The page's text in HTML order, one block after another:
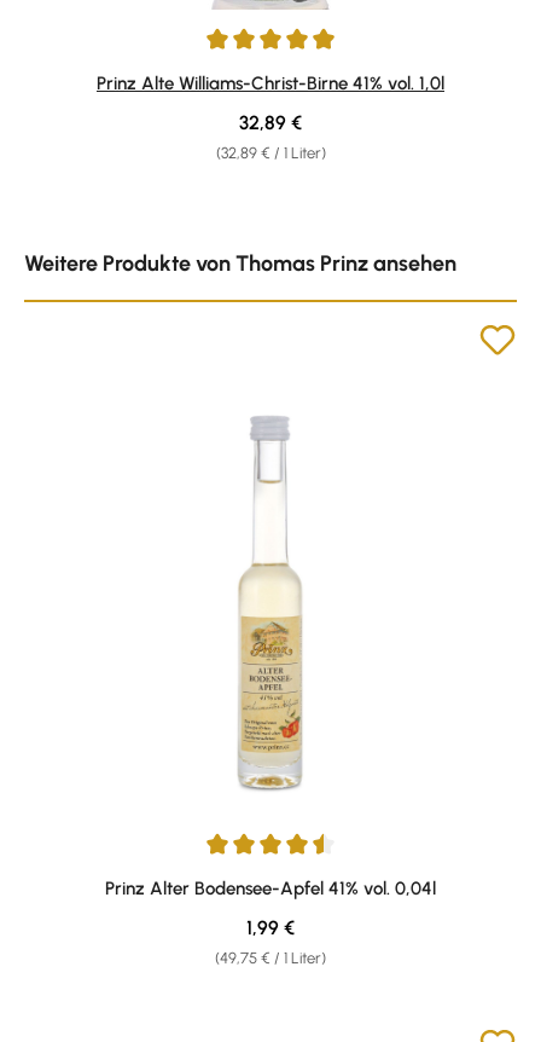
Durchschnittliche Bewertung von 4.95 von 5 Sternen
Prinz Alte Williams-Christ-Birne 41% vol. 1,0l
(32,89 € / 1 Liter)
Regulärer Preis:
32,89 €
Weitere Produkte von Thomas Prinz ansehen
Durchschnittliche Bewertung von 4.43 von 5 Sternen
Prinz Alter Bodensee-Apfel 41% vol. 0,04l
(49,75 € / 1 Liter)
Regulärer Preis:
1,99 €